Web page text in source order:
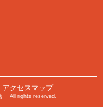
アクセスマップ
All rights reserved.